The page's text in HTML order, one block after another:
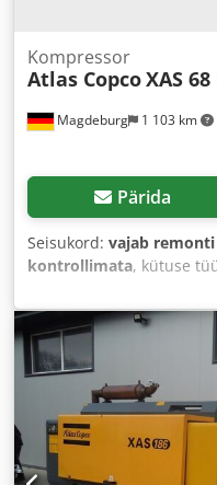
Magdeburg 1 103 km
Kompressor
Atlas CopcoXAS 68
Pärida
Seisukord: vajab
kontrollimata, kütuse